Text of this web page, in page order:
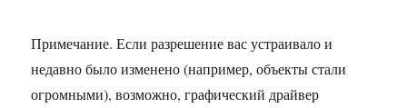
Примечание. Если разрешение вас устраивало и
недавно было изменено (например, объекты стали
огромными), возможно, графический драйвер